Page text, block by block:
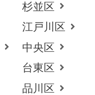
杉並区
江戸川区
中央区
台東区
品川区